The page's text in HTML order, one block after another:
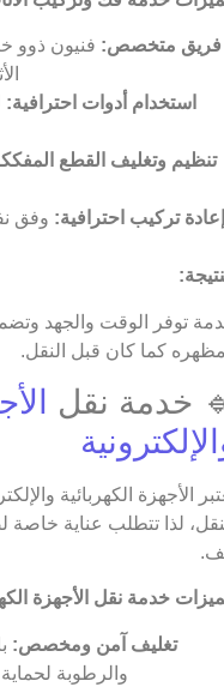
فريق متخصص: فنيون ذوو
استخدام أدوات احترافية:
تنظيم وتغليف القطع
إعادة تركيب احترافية: وفق
توفر الوقت والجهد
كما كان قبل النقل.
خدمة نقل
الأجهزة الكهربائية
لذا تتطلب عناية
خدمة نقل الأجهزة
تغليف آمن ومخصص:
والرطوبة